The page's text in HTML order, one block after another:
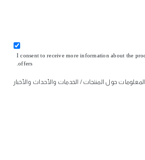
I consent to receive more information about the
offers.
حول المنتجات / الخدمات والأحداث والأخبار